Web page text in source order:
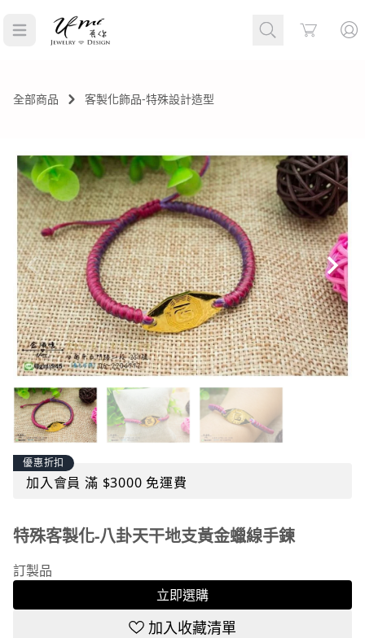
Cart
全部商品 客製化飾品-特殊設計造型
優惠折扣
加入會員 滿 $3000 免運費
特殊客製化-八卦天干地支黃金蠟線手鍊
訂製品
立即選購
加入收藏清單